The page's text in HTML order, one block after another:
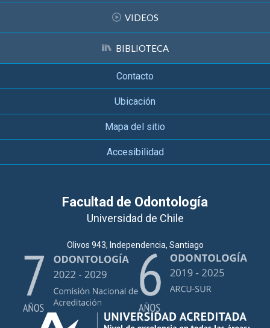
VIDEOS
BIBLIOTECA
Contacto
Ubicación
Mapa del sitio
Accesibilidad
Facultad de Odontología
Universidad de Chile
Olivos 943, Independencia, Santiago